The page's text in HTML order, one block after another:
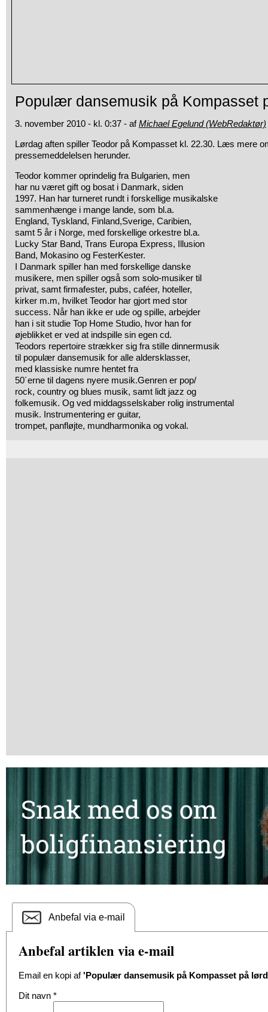
Populær dansemusik på Kompasset
3. november 2010 - kl. 0:37 - afMichael Egelund (WebRedaktør)
Lørdag aften spiller Teodor på Kompasset kl. 22.30. Læs mere
pressemeddelelsen herunder.
Teodor kommer oprindelig fra Bulgarien, men
har nu været gift og bosat i Danmark, siden
1997. Han har turneret rundt i forskellige musikalske
sammenhænge i mange lande, som bl.a.
England, Tyskland, Finland,Sverige, Caribien,
samt 5 år i Norge, med forskellige orkestre bl.a.
Lucky Star Band, Trans Europa Express, Illusion
Band, Mokasino og FesterKester.
I Danmark spiller han med forskellige danske
musikere, men spiller også som solo-musiker til
privat, samt firmafester, pubs, caféer, hoteller,
kirker m.m, hvilket Teodor har gjort med stor
success. Når han ikke er ude og spille, arbejder
han i sit studie Top Home Studio, hvor han for
øjeblikket er ved at indspille sin egen cd.
Teodors repertoire strækker sig fra stille dinnermusik
til populær dansemusik for alle aldersklasser,
med klassiske numre hentet fra
50´erne til dagens nyere musik.Genren er pop/
rock, country og blues musik, samt lidt jazz og
folkemusik. Og ved middagsselskaber rolig instrumental
musik. Instrumentering er guitar,
trompet, panfløjte, mundharmonika og vokal.
Anbefal via e-mail
Anbefal artiklen via e-mail
Email en kopi af'Populær dansemusik på Kompasset på
Dit navn *